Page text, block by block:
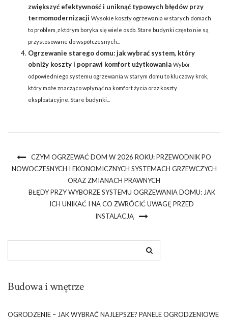
zwiększyć efektywność i uniknąć typowych błędów przy
termomodernizacji Wysokie koszty ogrzewania w starych domach
to problem, z którym boryka się wiele osób. Stare budynki często nie są
przystosowane do współczesnych...
Ogrzewanie starego domu: jak wybrać system, który
obniży koszty i poprawi komfort użytkowania Wybór
odpowiedniego systemu ogrzewania w starym domu to kluczowy krok,
który może znacząco wpłynąć na komfort życia oraz koszty
eksploatacyjne. Stare budynki...
CZYM OGRZEWAĆ DOM W 2026 ROKU: PRZEWODNIK PO
NOWOCZESNYCH I EKONOMICZNYCH SYSTEMACH GRZEWCZYCH
ORAZ ZMIANACH PRAWNYCH
BŁĘDY PRZY WYBORZE SYSTEMU OGRZEWANIA DOMU: JAK
ICH UNIKAĆ I NA CO ZWRÓCIĆ UWAGĘ PRZED
INSTALACJĄ
Budowa i wnętrze
OGRODZENIE – JAK WYBRAĆ NAJLEPSZE? PANELE OGRODZENIOWE